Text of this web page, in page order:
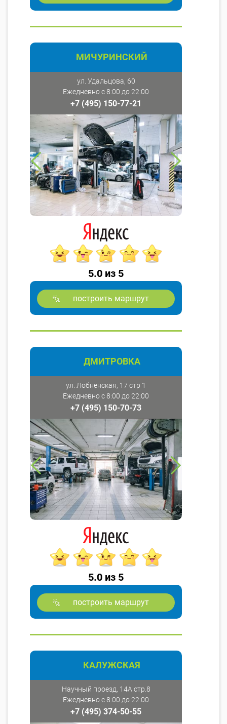
МИЧУРИНСКИЙ
ул. Удальцова, 60
Ежедневно с 8:00 до 22:00
+7 (495) 150-77-21
5.0 из 5
построить маршрут
ДМИТРОВКА
ул. Лобненская, 17 стр 1
Ежедневно с 8:00 до 22:00
+7 (495) 150-70-73
5.0 из 5
построить маршрут
КАЛУЖСКАЯ
Научный проезд, 14А стр.8
Ежедневно с 8:00 до 22:00
+7 (495) 374-50-55